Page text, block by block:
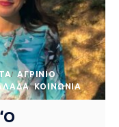
ΑΓΡΊΝΙΟ
ΚΟΙΝΩΝΊΑ